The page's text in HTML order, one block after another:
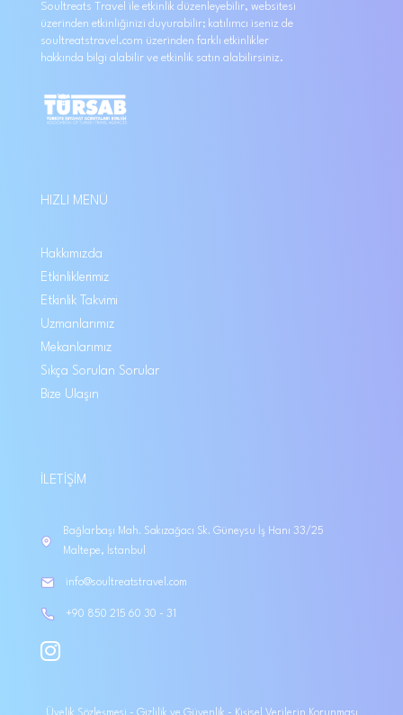
Soultreats Travel ile etkinlik düzenleyebilir, websitesi
üzerinden etkinliğinizi duyurabilir; katılımcı iseniz de
soultreatstravel.com üzerinden farklı etkinlikler
hakkında bilgi alabilir ve etkinlik satın alabilirsiniz.
HIZLI MENÜ
Hakkımızda
Etkinliklerimiz
Etkinlik Takvimi
Uzmanlarımız
Mekanlarımız
Sıkça Sorulan Sorular
Bize Ulaşın
İLETIŞIM
Bağlarbaşı Mah. Sakızağacı Sk. Güneysu İş Hanı 33/25
Maltepe, İstanbul
info@soultreatstravel.com
+90 850 215 60 30 - 31